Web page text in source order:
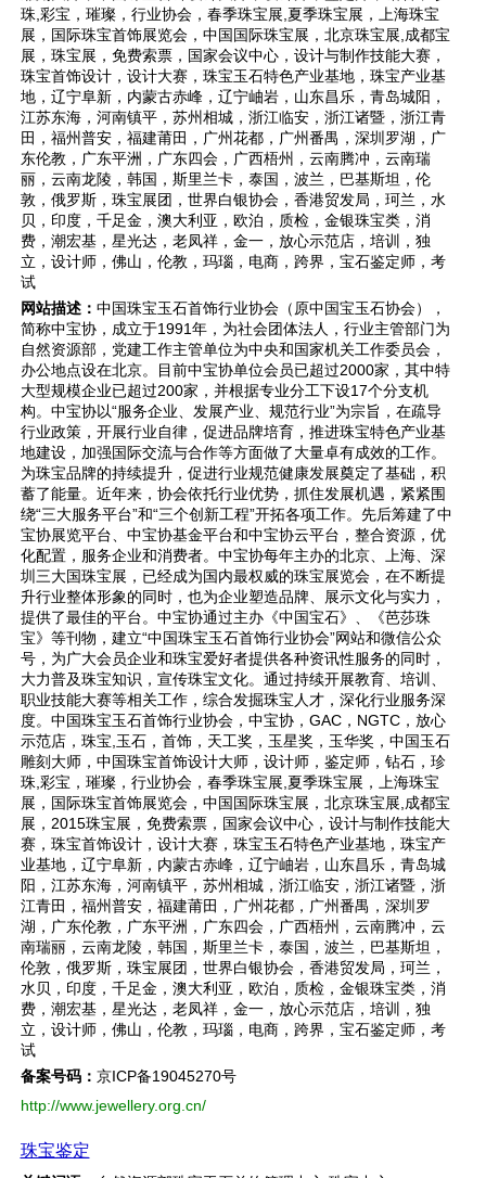
珠,彩宝，璀璨，行业协会，春季珠宝展,夏季珠宝展，上海珠宝
展，国际珠宝首饰展览会，中国国际珠宝展，北京珠宝展,成都宝
展，珠宝展，免费索票，国家会议中心，设计与制作技能大赛，
珠宝首饰设计，设计大赛，珠宝玉石特色产业基地，珠宝产业基
地，辽宁阜新，内蒙古赤峰，辽宁岫岩，山东昌乐，青岛城阳，
江苏东海，河南镇平，苏州相城，浙江临安，浙江诸暨，浙江青
田，福州普安，福建莆田，广州花都，广州番禺，深圳罗湖，广
东伦教，广东平洲，广东四会，广西梧州，云南腾冲，云南瑞
丽，云南龙陵，韩国，斯里兰卡，泰国，波兰，巴基斯坦，伦
敦，俄罗斯，珠宝展团，世界白银协会，香港贸发局，珂兰，水
贝，印度，千足金，澳大利亚，欧泊，质检，金银珠宝类，消
费，潮宏基，星光达，老凤祥，金一，放心示范店，培训，独
立，设计师，佛山，伦教，玛瑙，电商，跨界，宝石鉴定师，考
试
网站描述： 中国珠宝玉石首饰行业协会（原中国宝玉石协会），
简称中宝协，成立于1991年，为社会团体法人，行业主管部门为
自然资源部，党建工作主管单位为中央和国家机关工作委员会，
办公地点设在北京。目前中宝协单位会员已超过2000家，其中特
大型规模企业已超过200家，并根据专业分工下设17个分支机
构。中宝协以“服务企业、发展产业、规范行业”为宗旨，在疏导
行业政策，开展行业自律，促进品牌培育，推进珠宝特色产业基
地建设，加强国际交流与合作等方面做了大量卓有成效的工作。
为珠宝品牌的持续提升，促进行业规范健康发展奠定了基础，积
蓄了能量。近年来，协会依托行业优势，抓住发展机遇，紧紧围
绕“三大服务平台”和“三个创新工程”开拓各项工作。先后筹建了中
宝协展览平台、中宝协基金平台和中宝协云平台，整合资源，优
化配置，服务企业和消费者。中宝协每年主办的北京、上海、深
圳三大国珠宝展，已经成为国内最权威的珠宝展览会，在不断提
升行业整体形象的同时，也为企业塑造品牌、展示文化与实力，
提供了最佳的平台。中宝协通过主办《中国宝石》、《芭莎珠
宝》等刊物，建立“中国珠宝玉石首饰行业协会”网站和微信公众
号，为广大会员企业和珠宝爱好者提供各种资讯性服务的同时，
大力普及珠宝知识，宣传珠宝文化。通过持续开展教育、培训、
职业技能大赛等相关工作，综合发掘珠宝人才，深化行业服务深
度。中国珠宝玉石首饰行业协会，中宝协，GAC，NGTC，放心
示范店，珠宝,玉石，首饰，天工奖，玉星奖，玉华奖，中国玉石
雕刻大师，中国珠宝首饰设计大师，设计师，鉴定师，钻石，珍
珠,彩宝，璀璨，行业协会，春季珠宝展,夏季珠宝展，上海珠宝
展，国际珠宝首饰展览会，中国国际珠宝展，北京珠宝展,成都宝
展，2015珠宝展，免费索票，国家会议中心，设计与制作技能大
赛，珠宝首饰设计，设计大赛，珠宝玉石特色产业基地，珠宝产
业基地，辽宁阜新，内蒙古赤峰，辽宁岫岩，山东昌乐，青岛城
阳，江苏东海，河南镇平，苏州相城，浙江临安，浙江诸暨，浙
江青田，福州普安，福建莆田，广州花都，广州番禺，深圳罗
湖，广东伦教，广东平洲，广东四会，广西梧州，云南腾冲，云
南瑞丽，云南龙陵，韩国，斯里兰卡，泰国，波兰，巴基斯坦，
伦敦，俄罗斯，珠宝展团，世界白银协会，香港贸发局，珂兰，
水贝，印度，千足金，澳大利亚，欧泊，质检，金银珠宝类，消
费，潮宏基，星光达，老凤祥，金一，放心示范店，培训，独
立，设计师，佛山，伦教，玛瑙，电商，跨界，宝石鉴定师，考
试
备案号码： 京ICP备19045270号
http://www.jewellery.org.cn/
珠宝鉴定